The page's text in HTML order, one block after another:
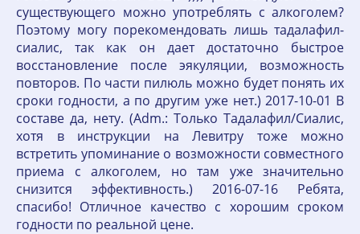
существующего можно употреблять с алкоголем?
Поэтому могу порекомендовать лишь тадалафил-
сиалис, так как он дает достаточно быстрое
восстановление после эякуляции, возможность
повторов. По части пилюль можно будет понять их
сроки годности, а по другим уже нет.) 2017-10-01 В
составе да, нету. (Adm.: Только Тадалафил/Сиалис,
хотя в инструкции на Левитру тоже можно
встретить упоминание о возможности совместного
приема с алкоголем, но там уже значительно
снизится эффективность.) 2016-07-16 Ребята,
спасибо! Отличное качество с хорошим сроком
годности по реальной цене.